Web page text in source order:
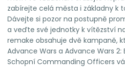
zabírejte celá města i základny k
Dávejte si pozor na postupně
a veďte své jednotky k vítězství
remake obsahuje dvě kampaně,
Advance Wars a Advance Wars 2:
Schopní Commanding Officers